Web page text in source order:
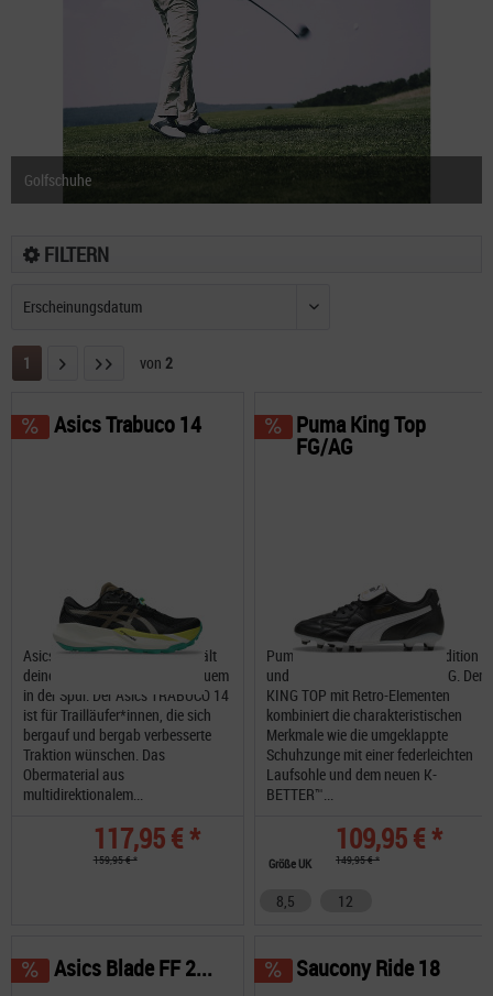
Golfschuhe
FILTERN
1 von 2
Asics Trabuco 14 Trailschuh hält
deinen Fuß stabil und und bequem
in der Spur. Der Asics TRABUCO 14
ist für Trailläufer*innen, die sich
bergauf und bergab verbesserte
Traktion wünschen. Das
Obermaterial aus
multidirektionalem...
117,95 € *
159,95 € *
Asics Trabuco 14
Puma King Top FG/AG mit Tradition
und Innovation. Klassisch KING. Der
KING TOP mit Retro-Elementen
kombiniert die charakteristischen
Merkmale wie die umgeklappte
Schuhzunge mit einer federleichten
Laufsohle und dem neuen K-
BETTER™...
109,95 € *
149,95 € *
Puma King Top
FG/AG
Größe UK
8,5 12
Asics Blade FF 2... Saucony Ride 18